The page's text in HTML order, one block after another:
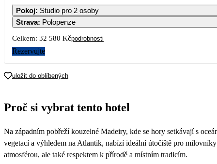
Pokoj: Studio pro 2 osoby
Strava: Polopenze
Celkem: 32 580 Kčpodrobnosti
Rezervujte
uložit do oblíbených
Proč si vybrat tento hotel
Na západním pobřeží kouzelné Madeiry, kde se hory setkávají s
vegetací a výhledem na Atlantik, nabízí ideální útočiště pro
atmosférou, ale také respektem k přírodě a místním tradicím.